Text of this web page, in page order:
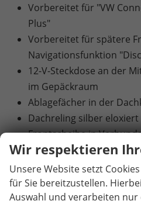
Vorbereitet für "VW
Plus"
Vorbereitet für spätere
Navigationsfunktion
12-V-Steckdose an der
im Gepäckraum
Ablagefächer in der
Dachreling silber eloxiert
Frontscheibe in
und geräuschdämmend
Gepäckmanagement-
fixierbarem Gepäcknetz
Gepäckraumabdeckung
Wir respektieren
Unsere Website setzt
für Sie bereitzustellen.
Auswahl und verarbeiten